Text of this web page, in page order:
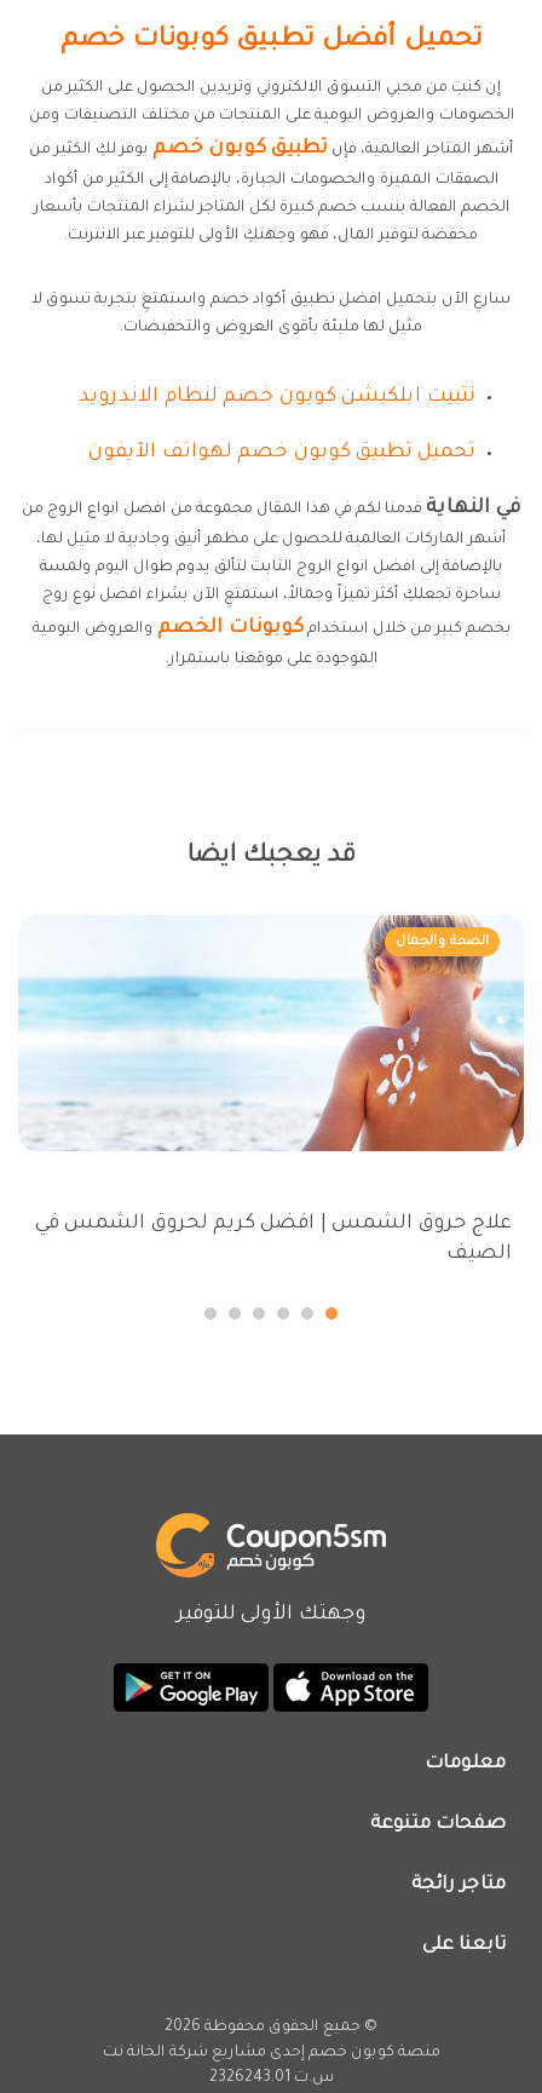
تحميل أفضل تطبيق كوبونات خصم
إن كنتِ من محبي التسوق الالكتروني وتريدين الحصول على الكثير من
الخصومات والعروض اليومية على المنتجات من مختلف التصنيفات ومن
أشهر المتاجر العالمية، فإن تطبيق كوبون خصم يوفر لكِ الكثير من
الصفقات المميزة والخصومات الجبارة، بالإضافة إلى الكثير من أكواد
الخصم الفعالة بنسب خصم كبيرة لكل المتاجر لشراء المنتجات بأسعار
مخفضة لتوفير المال، فهو وجهتكِ الأولى للتوفير عبر الانترنت.
سارعِ الآن بتحميل افضل تطبيق أكواد خصم واستمتعِ بتجربة تسوق لا
مثيل لها مليئة بأقوى العروض والتخفيضات.
تثبيت ابلكيشن كوبون خصم لنظام الاندرويد
تحميل تطبيق كوبون خصم لهواتف الآيفون
في النهاية قدمنا لكم في هذا المقال مجموعة من افضل انواع الروج من
أشهر الماركات العالمية للحصول على مظهر أنيق وجاذبية لا مثيل لها،
بالإضافة إلى افضل انواع الروج الثابت لتألق يدوم طوال اليوم ولمسة
ساحرة تجعلكِ أكثر تميزاً وجمالاً، استمتعِ الآن بشراء افضل نوع روج
بخصم كبير من خلال استخدامكوبونات الخصم والعروض اليومية
الموجودة على موقعنا باستمرار.
قد يعجبك ايضا
الصحة والجمال
علاج حروق الشمس | افضل كريم لحروق الشمس في
الصيف
وجهتك الأولى للتوفير
معلومات
اتصل بنا
اعلن معنا
فريق عمل كوبون خصم
صفحات متنوعة
عروض اليوم
متاجر رائجة
كود خصم نمشي
كود خصم كارفور
تابعنا على
تويتر
© جميع الحقوق محفوظة 2026
منصة كوبون خصم إحدى مشاريع شركة الخانة نت
س.ت 2326243.01